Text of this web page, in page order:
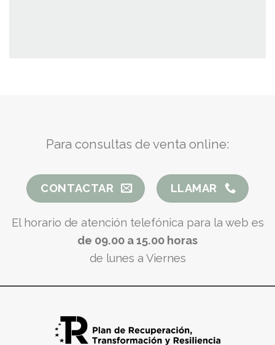
Para consultas de venta online:
CONTACTAR LLAMAR
El horario de atención telefónica para la web es
de 09.00 a 15.00 horas
de lunes a Viernes